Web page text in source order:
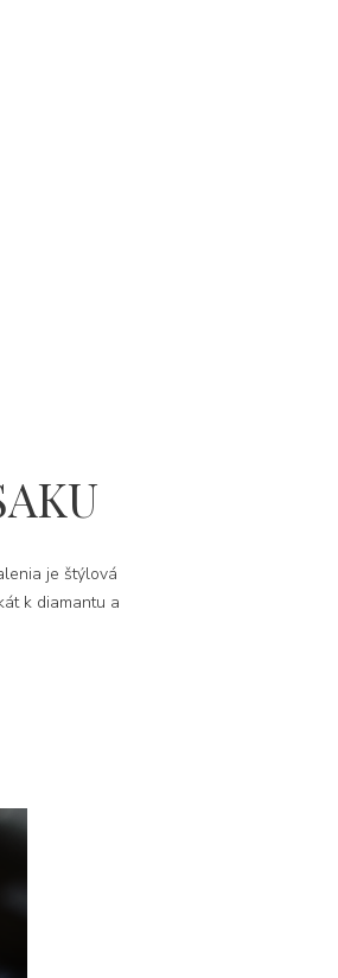
je štýlová
k diamantu a